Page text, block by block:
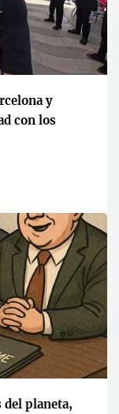
y
con los
del planeta,